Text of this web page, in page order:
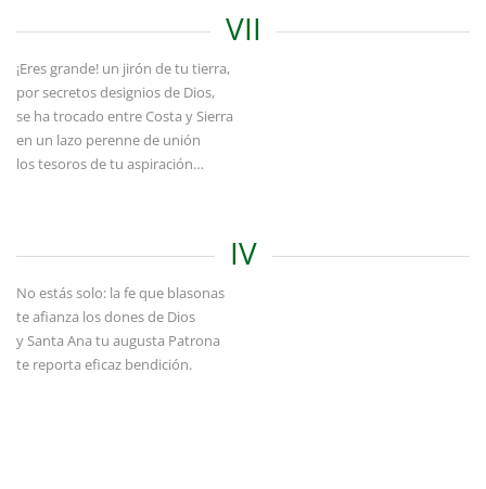
VII
¡Eres grande! un jirón de tu tierra,
por secretos designios de Dios,
se ha trocado entre Costa y Sierra
en un lazo perenne de unión
los tesoros de tu aspiración…
IV
No estás solo: la fe que blasonas
te afianza los dones de Dios
y Santa Ana tu augusta Patrona
te reporta eficaz bendición.